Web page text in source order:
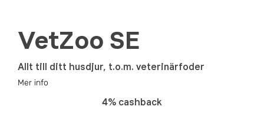
VetZoo SE
Allt till ditt husdjur, t.o.m. veterinärfoder
Mer info
4% cashback